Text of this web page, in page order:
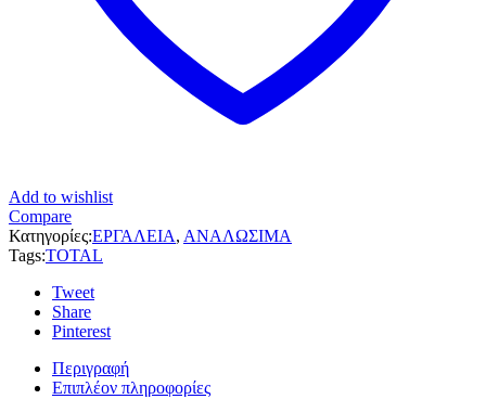
Add to wishlist
Compare
Κατηγορίες:ΕΡΓΑΛΕΙΑ, ΑΝΑΛΩΣΙΜΑ
Tags:TOTAL
Tweet
Share
Pinterest
Περιγραφή
Επιπλέον πληροφορίες